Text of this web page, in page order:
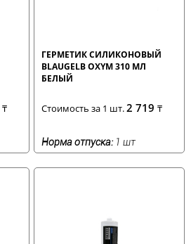
₸
ГЕРМЕТИК СИЛИКОНОВЫЙ
BLAUGELB OXYM 310 МЛ
БЕЛЫЙ
Стоимость за 1 шт.2 719₸
Норма отпуска: 1 шт